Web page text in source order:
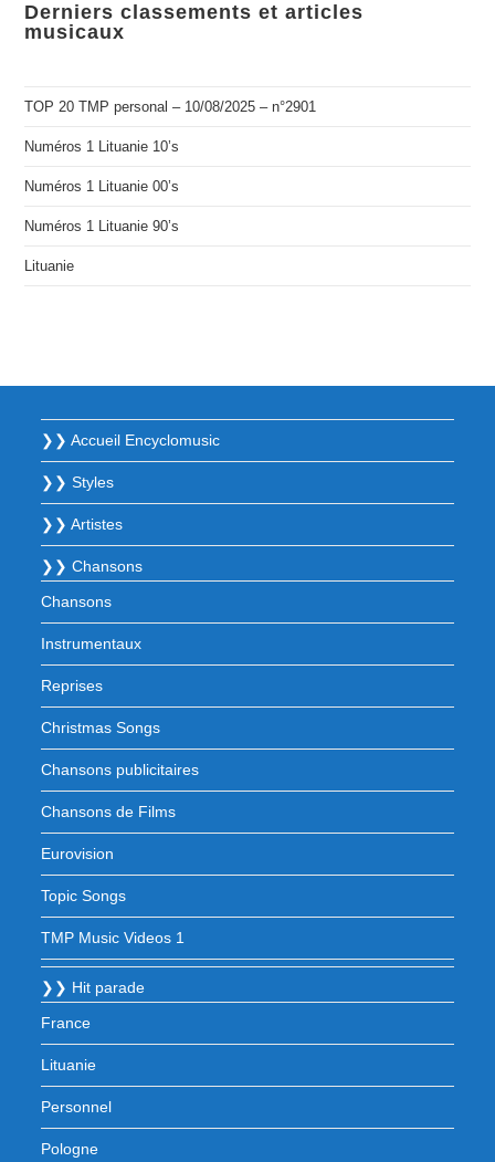
Derniers classements et articles
musicaux
TOP 20 TMP personal – 10/08/2025 – n°2901
Numéros 1 Lituanie 10’s
Numéros 1 Lituanie 00’s
Numéros 1 Lituanie 90’s
Lituanie
❯❯ Accueil Encyclomusic
❯❯ Styles
❯❯ Artistes
❯❯ Chansons
Chansons
Instrumentaux
Reprises
Christmas Songs
Chansons publicitaires
Chansons de Films
Eurovision
Topic Songs
TMP Music Videos 1
❯❯ Hit parade
France
Lituanie
Personnel
Pologne